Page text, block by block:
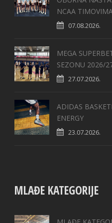
NCAA
07.08.2026.
MEGA
SEZONU 2026/
27.07.2026.
ADIDAS
ENERGY
23.07.2026.
MLAĐE KATEGORIJE